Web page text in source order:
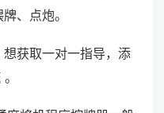
、点炮。
获取一对一指导，添